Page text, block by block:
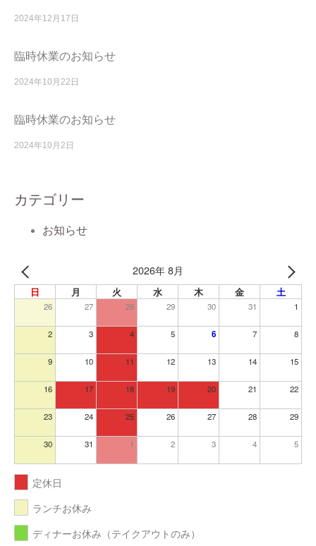
2024年12月17日
臨時休業のお知らせ
2024年10月22日
臨時休業のお知らせ
2024年10月2日
カテゴリー
お知らせ
2026年 8月
日 月 火 水 木 金 土
26 27 28 29 30 31 1
2 3 4 5 6 7 8
9 10 11 12 13 14 15
16 17 18 19 20 21 22
23 24 25 26 27 28 29
30 31 1 2 3 4 5
定休日
ランチお休み
ディナーお休み（テイクアウトのみ）